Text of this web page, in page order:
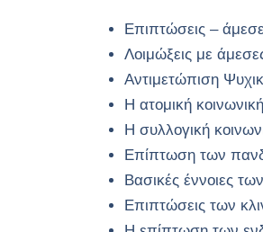
Επιπτώσεις –
Λοιμώξεις με
Αντιμετώπιση
Η ατομική
Η συλλογική
Επίπτωση των
Βασικές έννοιες
Επιπτώσεις των